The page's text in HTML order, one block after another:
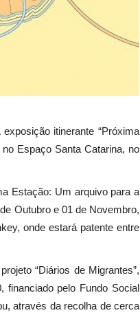
itinerante “Próxima
Espaço Santa Catarina, no
Estação: Um arquivo para a
Outubro e 01 de Novembro,
onde estará patente entre
“Diários de Migrantes”,
financiado pelo Fundo Social
através da recolha de cerca